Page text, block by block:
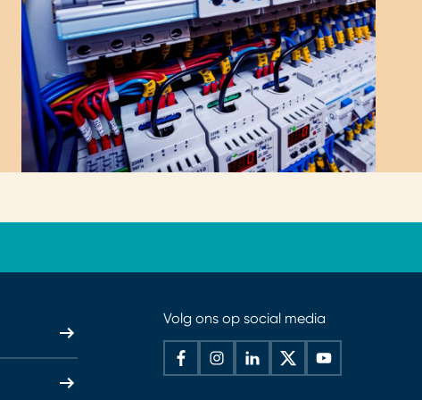
Volg ons op social media